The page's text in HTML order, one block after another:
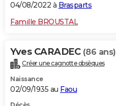
04/08/2022 à Brasparts
Famille BROUSTAL
Yves CARADEC (86 ans)
Créer une cagnotte obsèques
Naissance
02/09/1935 au Faou